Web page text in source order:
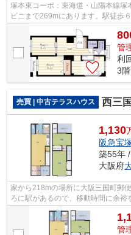
塚本東コーポ：東海道・山陽本線
ビニまで269mにあります。駅徒歩
管
利
3
売買 | 中古テラスハウス 西三
1,130
阪急宝
築55年
大阪府
家から218mの場所に大阪三国町郵
ろに駅があるので、移動時間に余
面道路6m以上の物件をお薦めいた
管